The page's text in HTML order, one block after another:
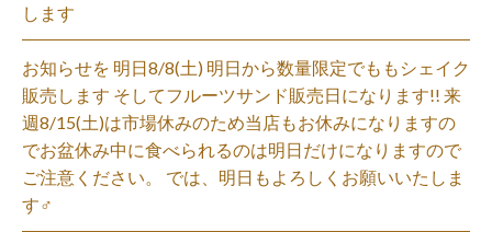
します
お知らせを 明日8/8(土) 明日から数量限定でももシェイク
販売します そしてフルーツサンド販売日になります!! 来
週8/15(土)は市場休みのため当店もお休みになりますの
でお盆休み中に食べられるのは明日だけになりますので
ご注意ください。 では、明日もよろしくお願いいたしま
す‍♂️